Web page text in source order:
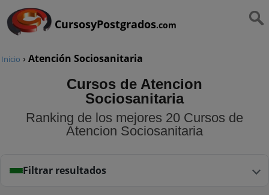
CursosyPostgrados.com
Inicio › Atención Sociosanitaria
Cursos de Atencion
Sociosanitaria
Ranking de los mejores 20 Cursos de
Atencion Sociosanitaria
Filtrar resultados